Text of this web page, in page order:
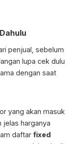
penjual, sebelum
lupa cek dulu
dengan saat
yang akan masuk
jelas harganya
daftar fixed